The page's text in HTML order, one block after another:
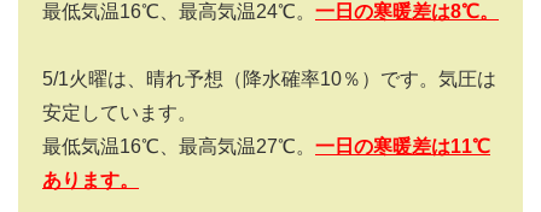
最低気温16℃、最高気温24℃。 一日の寒暖差は8℃。
5/1火曜は、晴れ予想（降水確率10％）です。気圧は
安定しています。
最低気温16℃、最高気温27℃。 一日の寒暖差は11℃
あります。